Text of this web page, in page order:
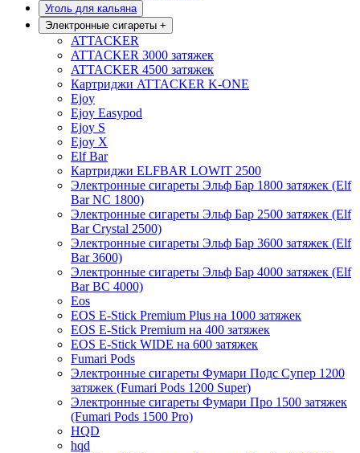
Уголь для кальяна
Электронные сигареты +
ATTACKER
ATTACKER 3000 затяжек
ATTACKER 4500 затяжек
Картриджи ATTACKER K-ONE
Ejoy
Ejoy Easypod
Ejoy S
Ejoy X
Elf Bar
Картриджи ELFBAR LOWIT 2500
Электронные сигареты Эльф Бар 1800 затяжек (Elf
Bar NC 1800)
Электронные сигареты Эльф Бар 2500 затяжек (Elf
Bar Crystal 2500)
Электронные сигареты Эльф Бар 3600 затяжек (Elf
Bar 3600)
Электронные сигареты Эльф Бар 4000 затяжек (Elf
Bar BC 4000)
Eos
EOS E-Stick Premium Plus на 1000 затяжек
EOS E-Stick Premium на 400 затяжек
EOS E-Stick WIDE на 600 затяжек
Fumari Pods
Электронные сигареты Фумари Подс Супер 1200
затяжек (Fumari Pods 1200 Super)
Электронные сигареты Фумари Про 1500 затяжек
(Fumari Pods 1500 Pro)
HQD
hqd